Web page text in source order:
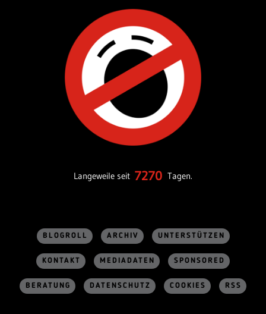
Langeweile seit 7270 Tagen.
BLOGROLL ARCHIV UNTERSTÜTZEN
KONTAKT MEDIADATEN SPONSORED
BERATUNG DATENSCHUTZ COOKIES RSS